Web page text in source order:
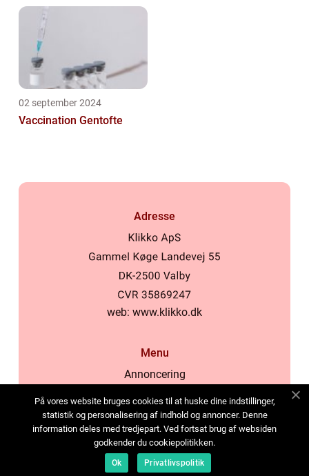
02 september 2024
Vaccination Gentofte
Adresse
web: www.klikko.dk
Menu
Annoncering
Cookies
Kontakt os
Sitemap
På vores website bruges cookies til at huske dine indstillinger,
statistik og personalisering af indhold og annoncer. Denne
information deles med tredjepart. Ved fortsat brug af websiden
godkender du cookiepolitikken.
Ok Privatlivspolitik